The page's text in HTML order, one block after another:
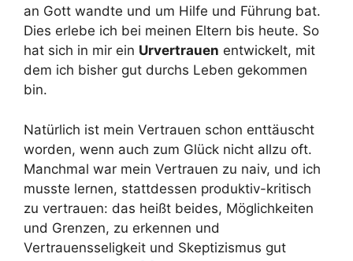
an Gott wandte und um Hilfe und Führung bat.
Dies erlebe ich bei meinen Eltern bis heute. So
hat sich in mir ein Urvertrauen entwickelt, mit
dem ich bisher gut durchs Leben gekommen
bin.
Natürlich ist mein Vertrauen schon enttäuscht
worden, wenn auch zum Glück nicht allzu oft.
Manchmal war mein Vertrauen zu naiv, und ich
musste lernen, stattdessen produktiv-kritisch
zu vertrauen: das heißt beides, Möglichkeiten
und Grenzen, zu erkennen und
Vertrauensseligkeit und Skeptizismus gut